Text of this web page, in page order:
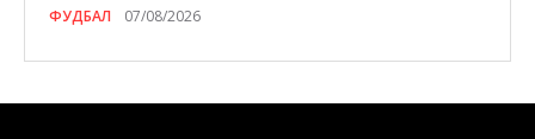
ФУДБАЛ 07/08/2026